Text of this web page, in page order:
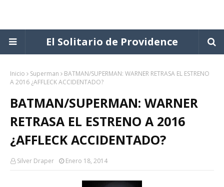
El Solitario de Providence
Inicio Superman
BATMAN/SUPERMAN: WARNER RETRASA EL ESTRENO
A 2016 ¿AFFLECK ACCIDENTADO?
BATMAN/SUPERMAN: WARNER
RETRASA EL ESTRENO A 2016
¿AFFLECK ACCIDENTADO?
Silver Draper Enero 18, 2014